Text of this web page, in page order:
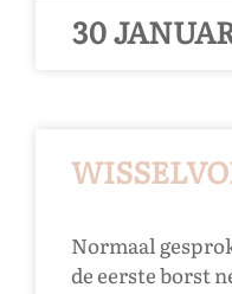
30
Normaal
de eerste borst